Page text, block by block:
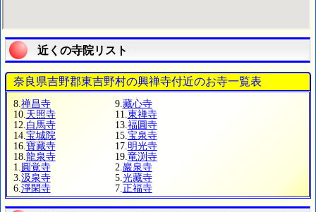
近くの寺院リスト
奈良県吉野郡東吉野村の興禅寺付近のお寺一覧表
8. 禅昌寺 9. 藏心寺
10. 天照寺 11. 東禅寺
12. 白馬寺 13. 福圓寺
14. 宝城院 15. 宝泉寺
16. 寶藏寺 17. 明光寺
18. 龍泉寺 19. 竜渕寺
1.
圓覚寺 2. 巖泉寺
3. 汲泉寺 5. 光藏寺
6. 淨閑寺 7. 正福寺